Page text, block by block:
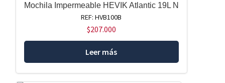
Mochila Impermeable HEVIK Atlantic 19L N
REF: HVB100B
$207.000
Leer más